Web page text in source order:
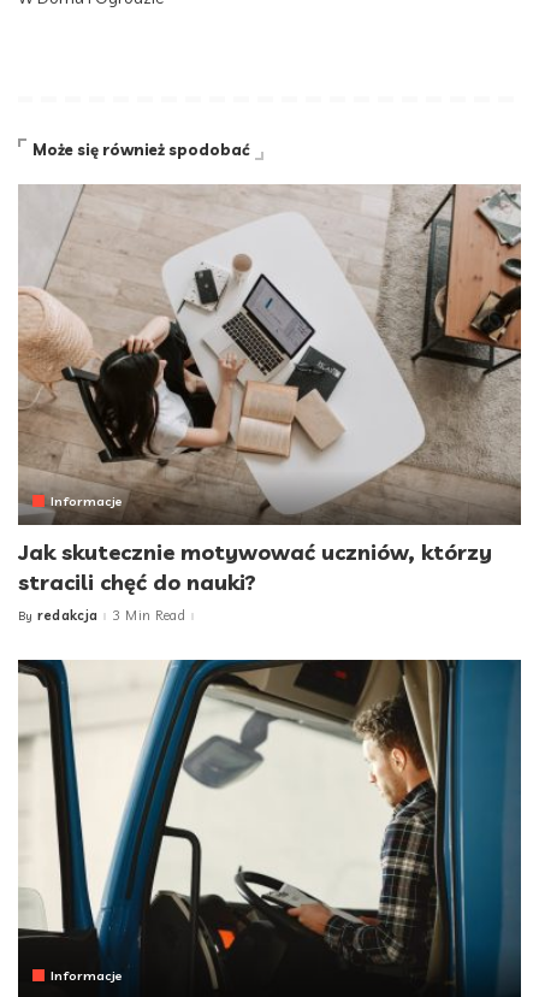
Może się również spodobać
Informacje
Jak skutecznie motywować uczniów, którzy
stracili chęć do nauki?
Posted
By redakcja 3 Min Read
Informacje